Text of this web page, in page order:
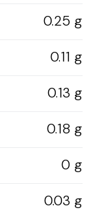
0.25 g
0.11 g
0.13 g
0.18 g
0 g
0.03 g